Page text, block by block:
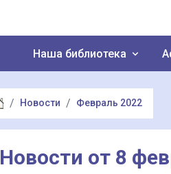
Наша библиотека
Новости Февраль 2022
Новости от 8